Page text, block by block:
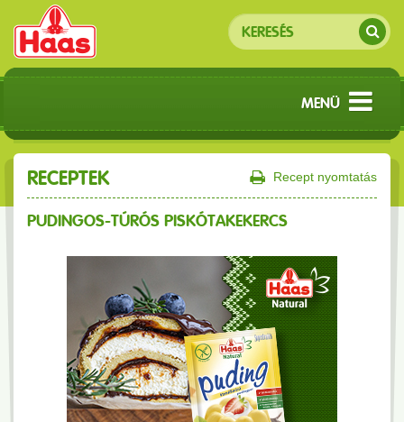
MENÜ
RECEPTEK Recept nyomtatás
PUDINGOS-TÚRÓS PISKÓTAKEKERCS